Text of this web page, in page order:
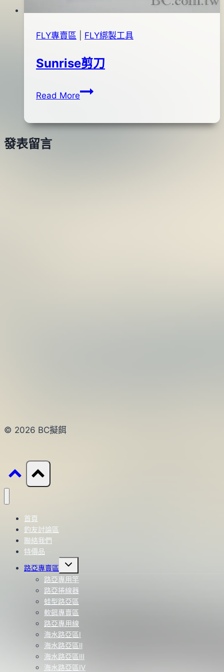
FLY專賣區 FLY綁製工具
Sunrise剪刀
By anna
2012
月
14
Read MoreSunrise
發表留言
© 2026 BC擬餌
首頁
釣友討論區
聯絡我們
特價品
路亞專賣區
Toggle
menu
路亞專用竿
路亞捲線器
蛙型路亞區
軟餌專賣區
路亞專用線
海水路亞區Ⅰ
海水路亞區Ⅱ
海水路亞區Ⅲ
海水路亞區Ⅳ